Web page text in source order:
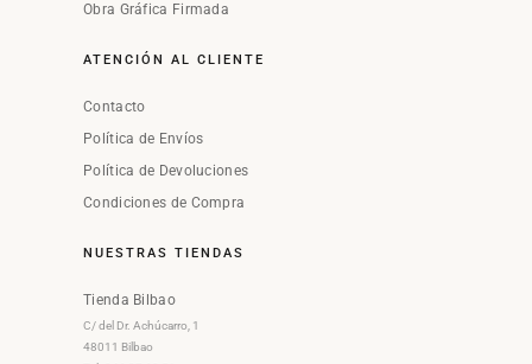
Obra Gráfica Firmada
ATENCIÓN AL CLIENTE
Contacto
Política de Envíos
Política de Devoluciones
Condiciones de Compra
NUESTRAS TIENDAS
Tienda Bilbao
C/ del Dr. Achúcarro, 1
48011 Bilbao